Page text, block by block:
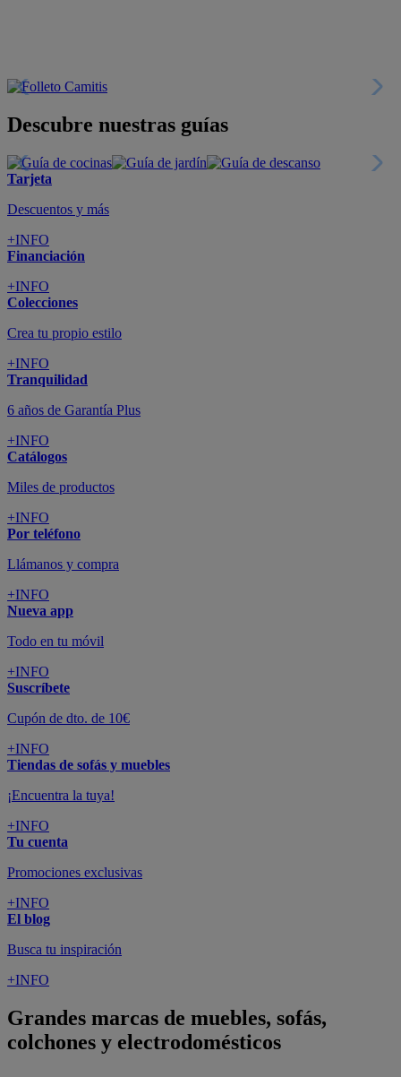
Descubre nuestras guías
Tarjeta
Descuentos y más
+INFO
Financiación
+INFO
Colecciones
Crea tu propio estilo
+INFO
Tranquilidad
6 años de Garantía Plus
+INFO
Catálogos
Miles de productos
+INFO
Por teléfono
Llámanos y compra
+INFO
Nueva app
Todo en tu móvil
+INFO
Suscríbete
Cupón de dto. de 10€
+INFO
Tiendas de sofás y muebles
¡Encuentra la tuya!
+INFO
Tu cuenta
Promociones exclusivas
+INFO
El blog
Busca tu inspiración
+INFO
Grandes marcas de muebles, sofás,
colchones y electrodomésticos